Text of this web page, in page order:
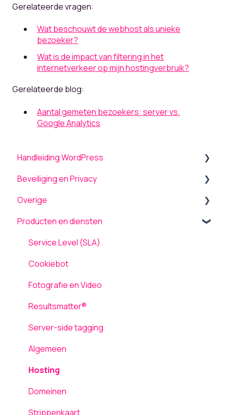
Gerelateerde vragen:
Wat beschouwt de webhost als unieke
bezoeker?
Wat is de impact van filtering in het
internetverkeer op mijn hostingverbruik?
Gerelateerde blog:
Aantal gemeten bezoekers: server vs.
Google Analytics
Handleiding WordPress
Algemeen
Menu
Theme settings
Plugins
Formulieren
Pagina's
Media
Inloggen
Gebruikers
Beveiliging en Privacy
Beveiliging
Onderhoud en updates
TLS ondersteuning
AVG / GDPR
Overige
Back-up terugplaatsen / herstellen
Tickets
Computergebruik
Netwerk en Storingen
Laadsnelheid
Producten en diensten
Service Level (SLA)
Cookiebot
Fotografie en Video
Resultsmatter®
Server-side tagging
Algemeen
Hosting
Domeinen
Strippenkaart